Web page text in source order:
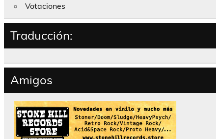
Votaciones
Traducción:
Amigos